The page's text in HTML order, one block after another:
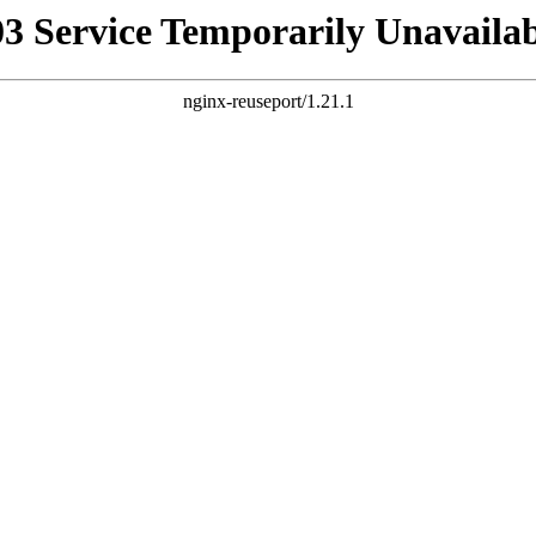
Service Temporarily
nginx-reuseport/1.21.1